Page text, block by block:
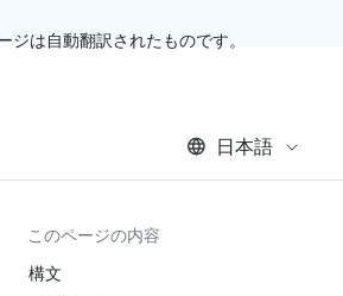
は自動翻訳されたものです。
日本語
このページの内容
構文